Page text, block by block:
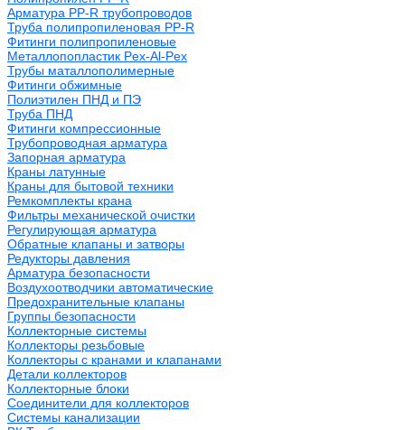
Арматура PP-R трубопроводов
Труба полипропиленовая PP-R
Фитинги полипропиленовые
Металлопопластик Pex-Al-Pex
Трубы маталлополимерные
Фитинги обжимные
Полиэтилен ПНД и ПЭ
Труба ПНД
Фитинги компрессионные
Трубопроводная арматура
Запорная арматура
Краны латунные
Краны для бытовой техники
Ремкомплекты крана
Фильтры механической очистки
Регулирующая арматура
Обратные клапаны и затворы
Редукторы давления
Арматура безопасности
Воздухоотводчики автоматические
Предохранительные клапаны
Группы безопасности
Коллекторные системы
Коллекторы резьбовые
Коллекторы с кранами и клапанами
Детали коллекторов
Коллекторные блоки
Соединители для коллекторов
Системы канализации